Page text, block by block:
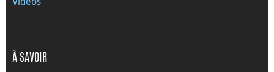
À SAVOIR